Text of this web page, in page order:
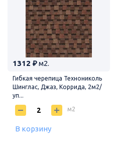
1312 ₽м2.
Гибкая черепица Технониколь
Шинглас, Джаз, Коррида, 2м2/
уп...
м2
В корзину